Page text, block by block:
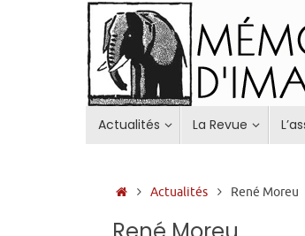
Actualités La Revue
Accueil
Actualités René Moreu